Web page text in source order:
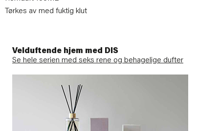
Tørkes av med fuktig klut
Velduftende hjem med DIS
Se hele serien med seks rene og behagelige dufter